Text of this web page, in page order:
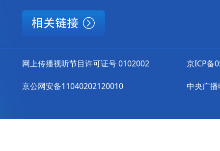
网上传播视听节目许可证号 0102002
京公网安备11040202120010
京ICP备
中央广